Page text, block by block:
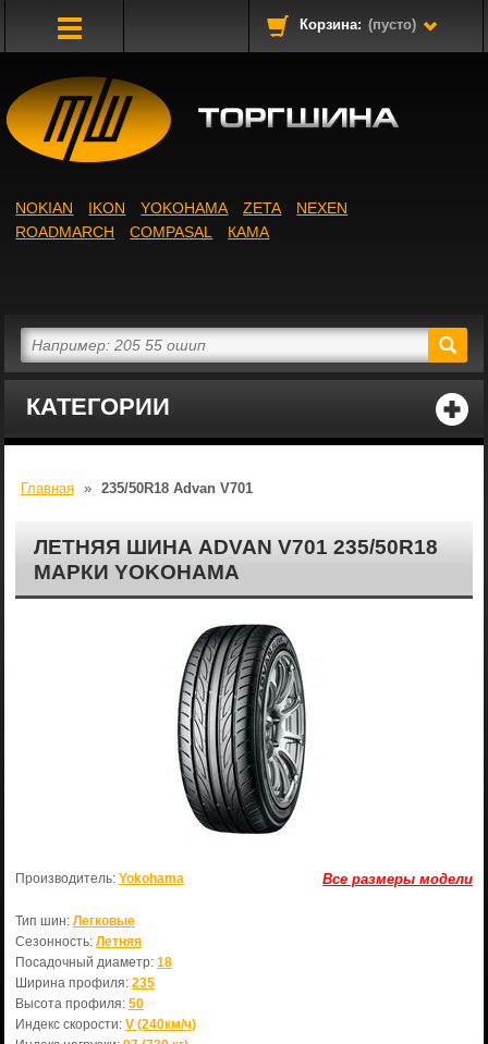
Корзина: (пусто)
КАТЕГОРИИ
NOKIAN IKON YOKOHAMA ZETA
NEXEN
ROADMARCH
COMPASAL КАМА
Главная » 235/50R18 Advan V701
ЛЕТНЯЯ ШИНА ADVAN V701 235/50R18
МАРКИ YOKOHAMA
Все размеры модели
Производитель: Yokohama
Тип шин: Легковые
Сезонность: Летняя
Посадочный диаметр: 18
Ширина профиля: 235
Высота профиля: 50
Индекс скорости: V (240км/ч)